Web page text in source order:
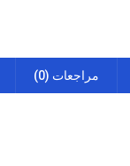
مراجعات (0)